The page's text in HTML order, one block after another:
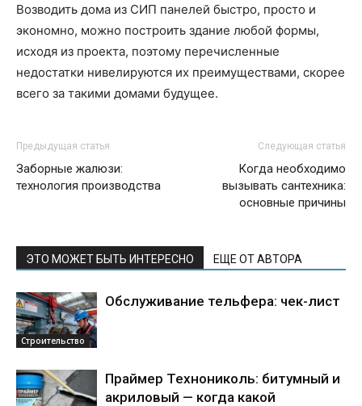
Возводить дома из СИП панелей быстро, просто и
экономно, можно построить здание любой формы,
исходя из проекта, поэтому перечисленные
недостатки нивелируются их преимуществами, скорее
всего за такими домами будущее.
Предыдущая статья
Заборные жалюзи:
технология производства
Следующая статья
Когда необходимо
вызывать сантехника:
основные причины
ЭТО МОЖЕТ БЫТЬ ИНТЕРЕСНО ЕЩЕ ОТ АВТОРА
Строительство
Обслуживание тельфера: чек-лист
Праймер Технониколь: битумный и
акриловый — когда какой